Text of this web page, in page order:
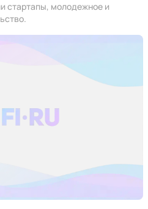
стартапы, молодежное и